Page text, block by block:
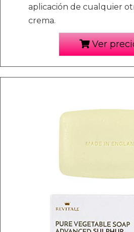
aplicación de cualquier
crema.
Ver